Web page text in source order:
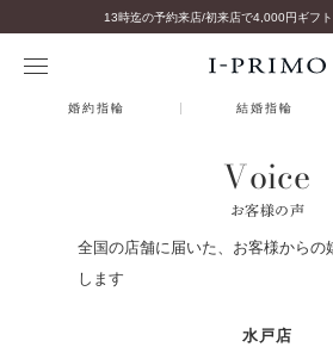
婚約指輪 結婚指輪
Voice
お客様の声
全国の店舗に届いた、お客様からの
します
水戸店